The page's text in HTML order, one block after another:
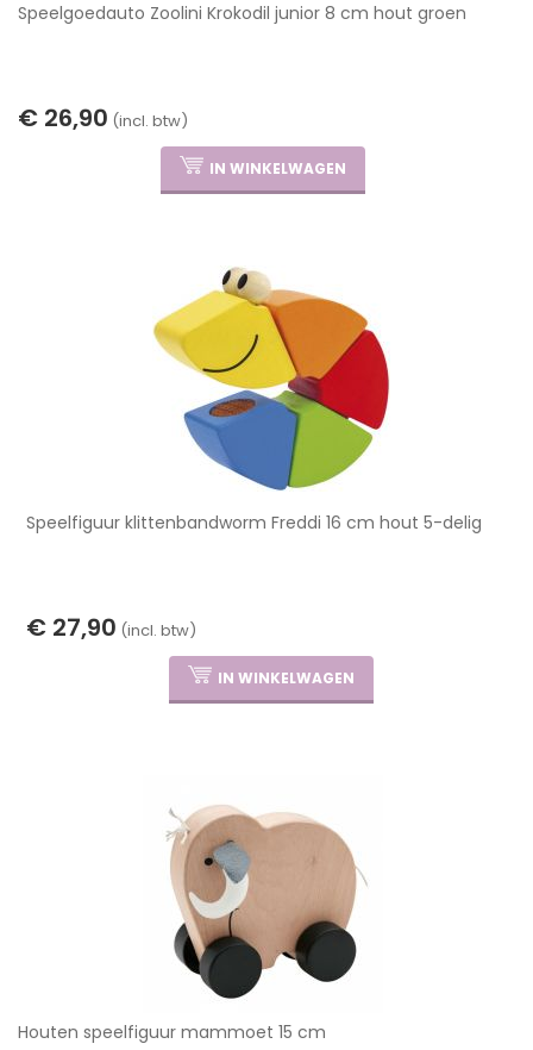
Speelgoedauto Zoolini Krokodil junior 8 cm hout groen
€ 26,90 (incl. btw)
IN WINKELWAGEN
Speelfiguur klittenbandworm Freddi 16 cm hout 5-delig
€ 27,90 (incl. btw)
IN WINKELWAGEN
Houten speelfiguur mammoet 15 cm